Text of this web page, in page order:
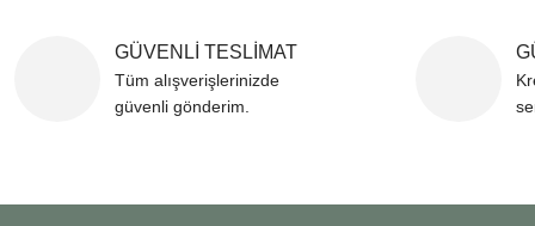
GÜVENLİ TESLİMAT
Tüm alışverişlerinizde
güvenli gönderim.